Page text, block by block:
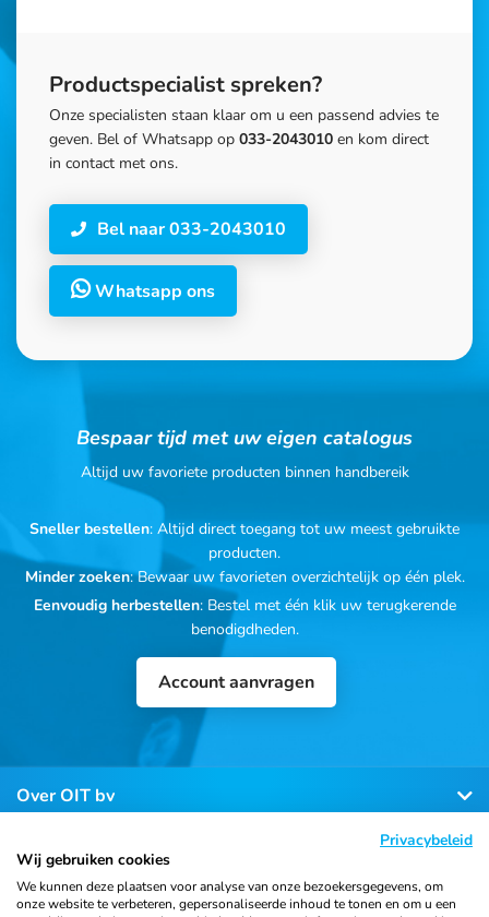
Productspecialist spreken?
Onze specialisten staan klaar om u een passend advies te
geven. Bel of Whatsapp op 033-2043010 en kom direct
in contact met ons.
Bel naar 033-2043010
Whatsapp ons
Bespaar tijd met uw eigen catalogus
Altijd uw favoriete producten binnen handbereik
Sneller bestellen: Altijd direct toegang tot uw meest gebruikte
producten.
Minder zoeken: Bewaar uw favorieten overzichtelijk op één plek.
Eenvoudig herbestellen: Bestel met één klik uw terugkerende
benodigdheden.
Account aanvragen
Over OIT bv
Klantenservice
Privacybeleid
Wij gebruiken cookies
We kunnen deze plaatsen voor analyse van onze bezoekersgegevens, om
onze website te verbeteren, gepersonaliseerde inhoud te tonen en om u een